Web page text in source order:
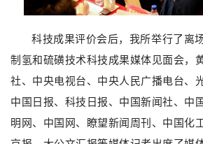
科技成果评价会后，我所举行了离
制氢和硫磺技术科技成果媒体见面会，
社、中央电视台、中央人民广播电台、
中国日报、科技日报、中国新闻社、中
明网、中国网、瞭望新闻周刊、中国化